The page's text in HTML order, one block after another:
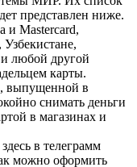
представлен ниже.
и Mastercard,
любой другой
карты.
выпущенной в
снимать деньги
в магазинах и
в телеграмм
можно оформить